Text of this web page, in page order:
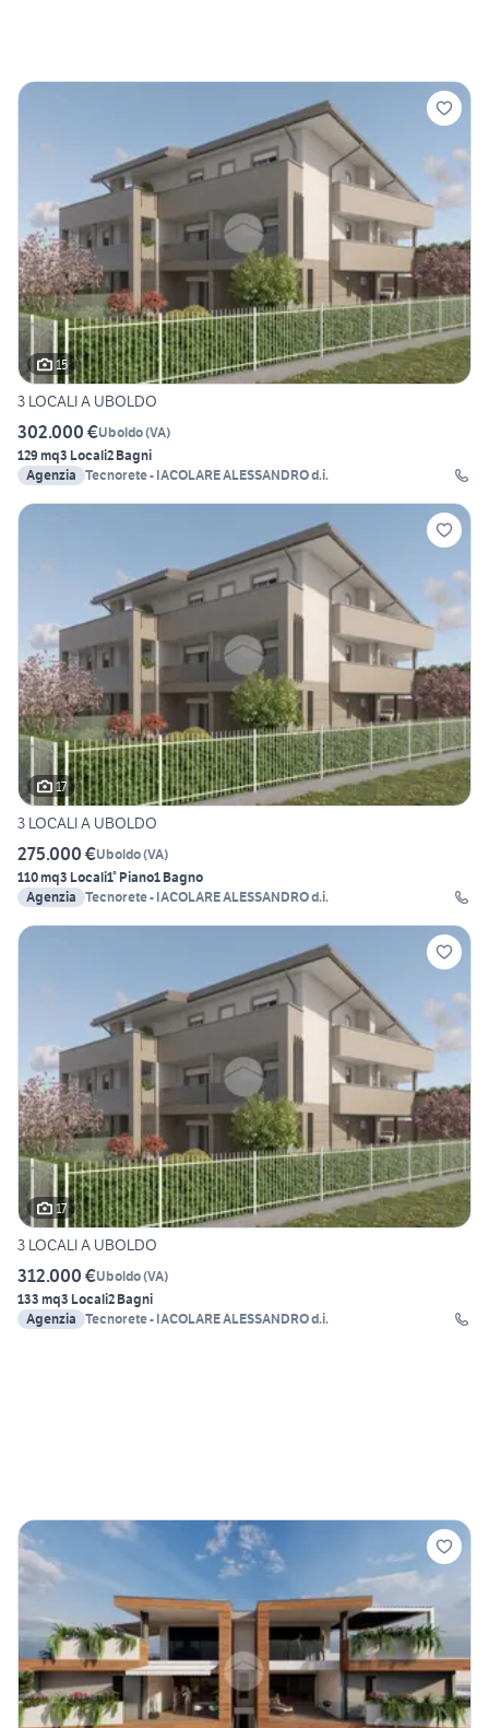
15
3 LOCALI A UBOLDO
302.000 €Uboldo(VA)
129 mq3 Locali2 Bagni
Agenzia Tecnorete - IACOLARE ALESSANDRO d.i.
17
3 LOCALI A UBOLDO
275.000 €Uboldo(VA)
110 mq3 Locali1° Piano1 Bagno
Agenzia Tecnorete - IACOLARE ALESSANDRO d.i.
17
3 LOCALI A UBOLDO
312.000 €Uboldo(VA)
133 mq3 Locali2 Bagni
Agenzia Tecnorete - IACOLARE ALESSANDRO d.i.